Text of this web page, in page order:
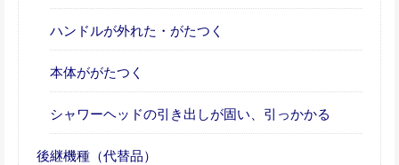
ハンドルが外れた・がたつく
本体ががたつく
シャワーヘッドの引き出しが固い、引っかかる
後継機種（代替品）